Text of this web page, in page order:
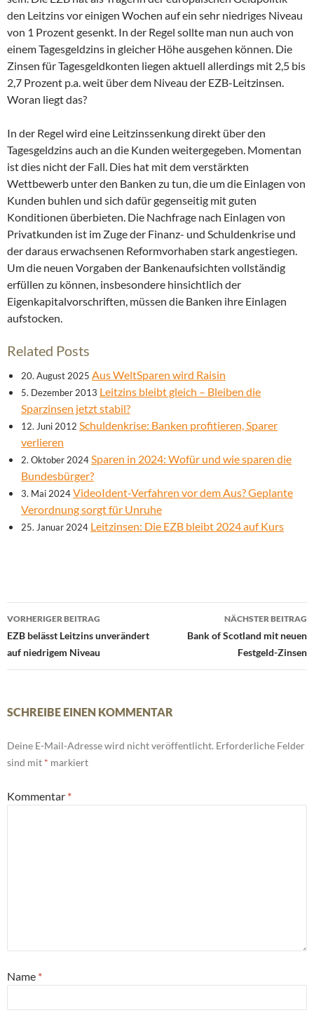
den Leitzins vor einigen Wochen auf ein sehr niedriges Niveau
von 1 Prozent gesenkt. In der Regel sollte man nun auch von
einem Tagesgeldzins in gleicher Höhe ausgehen können. Die
Zinsen für Tagesgeldkonten liegen aktuell allerdings mit 2,5 bis
2,7 Prozent p.a. weit über dem Niveau der EZB-Leitzinsen.
Woran liegt das?
In der Regel wird eine Leitzinssenkung direkt über den
Tagesgeldzins auch an die Kunden weitergegeben. Momentan
ist dies nicht der Fall. Dies hat mit dem verstärkten
Wettbewerb unter den Banken zu tun, die um die Einlagen von
Kunden buhlen und sich dafür gegenseitig mit guten
Konditionen überbieten. Die Nachfrage nach Einlagen von
Privatkunden ist im Zuge der Finanz- und Schuldenkrise und
der daraus erwachsenen Reformvorhaben stark angestiegen.
Um die neuen Vorgaben der Bankenaufsichten vollständig
erfüllen zu können, insbesondere hinsichtlich der
Eigenkapitalvorschriften, müssen die Banken ihre Einlagen
aufstocken.
Related Posts
20. August 2025 Aus WeltSparen wird Raisin
5. Dezember 2013 Leitzins bleibt gleich – Bleiben die
Sparzinsen jetzt stabil?
12. Juni 2012 Schuldenkrise: Banken profitieren, Sparer
verlieren
2. Oktober 2024Sparen in 2024: Wofür und wie sparen die
Bundesbürger?
3. Mai 2024VideoIdent-Verfahren vor dem Aus? Geplante
Verordnung sorgt für Unruhe
25. Januar 2024 Leitzinsen: Die EZB bleibt 2024 auf Kurs
Beitrags-
Navigation
VORHERIGER BEITRAG
EZB belässt Leitzins unverändert
auf niedrigem Niveau
NÄCHSTER BEITRAG
Bank of Scotland mit neuen
Festgeld-Zinsen
SCHREIBE EINEN KOMMENTAR
Deine E-Mail-Adresse wird nicht veröffentlicht. Erforderliche Felder
sind mit * markiert
Kommentar *
Name *